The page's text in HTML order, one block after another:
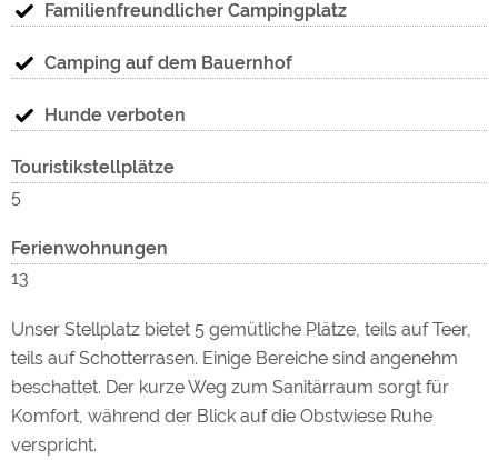
Möglichkeiten: Erkunden Sie idyllische Rad- und
genießen Sie regionale Kulinarik oder unternehmen Sie
Sehenswürdigkeiten.
Familienfreundlicher Campingplatz
Camping auf dem Bauernhof
Hunde verboten
Touristikstellplätze
5
Ferienwohnungen
13
Unser Stellplatz bietet 5 gemütliche Plätze, teils auf Teer,
teils auf Schotterrasen. Einige Bereiche sind angenehm
beschattet. Der kurze Weg zum Sanitärraum sorgt für
Komfort, während der Blick auf die Obstwiese Ruhe
verspricht.